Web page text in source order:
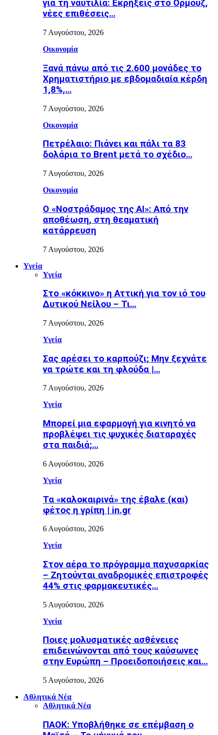
για τη ναυτιλία: Εκρήξεις στο Ορμούζ,
νέες επιθέσεις…
7 Αυγούστου, 2026
Οικονομία
Ξανά πάνω από τις 2.600 μονάδες το
Χρηματιστήριο με εβδομαδιαία κέρδη
1,8%,…
7 Αυγούστου, 2026
Οικονομία
Πετρέλαιο: Πιάνει και πάλι τα 83
δολάρια το Brent μετά το σχέδιο…
7 Αυγούστου, 2026
Οικονομία
Ο «Νοστράδαμος της AI»: Από την
αποθέωση, στη θεαματική
κατάρρευση
7 Αυγούστου, 2026
Υγεία
Υγεία
Στο «κόκκινο» η Αττική για τον ιό του
Δυτικού Νείλου – Τι…
7 Αυγούστου, 2026
Υγεία
Σας αρέσει το καρπούζι; Μην ξεχνάτε
να τρώτε και τη φλούδα |…
7 Αυγούστου, 2026
Υγεία
Μπορεί μια εφαρμογή για κινητό να
προβλέψει τις ψυχικές διαταραχές
στα παιδιά;…
6 Αυγούστου, 2026
Υγεία
Τα «καλοκαιρινά» της έβαλε (και)
φέτος η γρίπη | in.gr
6 Αυγούστου, 2026
Υγεία
Στον αέρα το πρόγραμμα παχυσαρκίας
– Ζητούνται αναδρομικές επιστροφές
44% στις φαρμακευτικές…
5 Αυγούστου, 2026
Υγεία
Ποιες μολυσματικές ασθένειες
επιδεινώνονται από τους καύσωνες
στην Ευρώπη – Προειδοποιήσεις και…
5 Αυγούστου, 2026
Αθλητικά Νέα
Αθλητικά Νέα
ΠΑΟΚ: Υποβλήθηκε σε επέμβαση ο